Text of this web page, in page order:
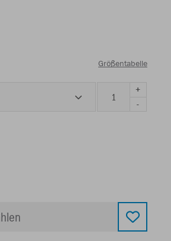
Größentabelle
+
-